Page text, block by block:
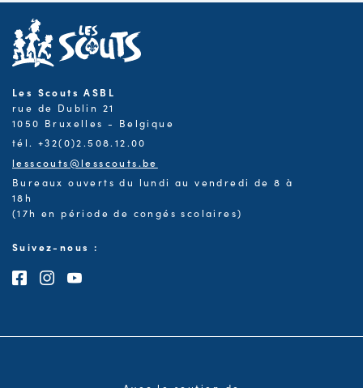
Les Scouts ASBL
rue de Dublin 21
1050 Bruxelles - Belgique
tél. +32(0)2.508.12.00
lesscouts@lesscouts.be
Bureaux ouverts du lundi au vendredi de 8 à
18h
(17h en période de congés scolaires)
Suivez-nous :
Consultez notre page Facebook
Consultez notre page Instagram
Consultez notre chaîne Youtube